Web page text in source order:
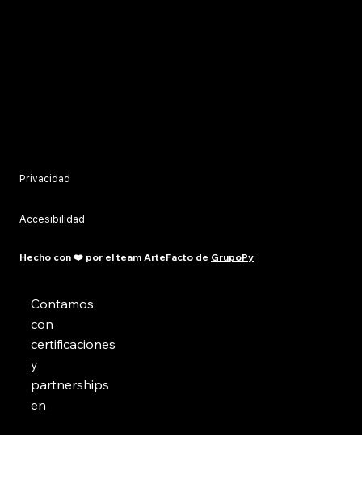
Contamos
con
certificaciones
y
partnerships
en
Privacidad
Accesibilidad
Hecho con ❤️ por el team ArteFacto de GrupoPy